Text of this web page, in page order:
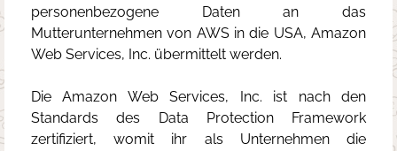
personenbezogene Daten an das
Mutterunternehmen von AWS in die USA, Amazon
Web Services, Inc. übermittelt werden.
Die Amazon Web Services, Inc. ist nach den
Standards des Data Protection Framework
zertifiziert, womit ihr als Unternehmen die